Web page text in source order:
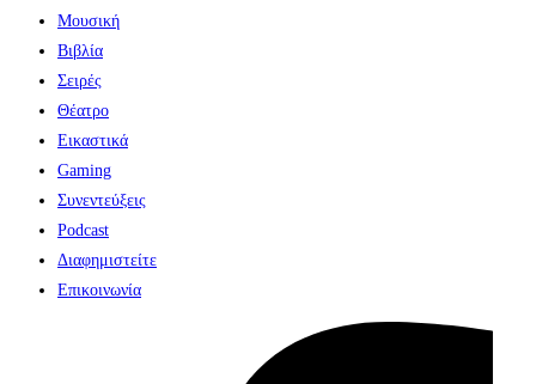
Μουσική
Βιβλία
Σειρές
Θέατρο
Εικαστικά
Gaming
Συνεντεύξεις
Podcast
Διαφημιστείτε
Επικοινωνία